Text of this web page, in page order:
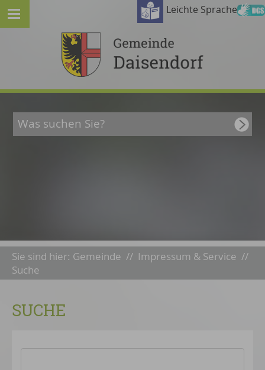
Leichte Sprache
Sie sind hier: Gemeinde // Impressum & Service //
Suche
SUCHE